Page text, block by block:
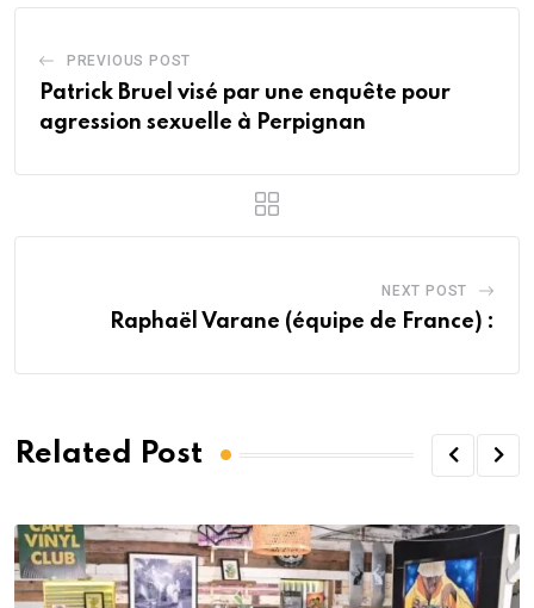
PREVIOUS POST
Patrick Bruel visé par une enquête pour
agression sexuelle à Perpignan
NEXT POST
Raphaël Varane (équipe de France) :
Related Post